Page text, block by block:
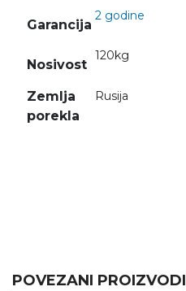
Garancija
2 godine
Nosivost
120kg
Zemlja
porekla
Rusija
POVEZANI PROIZVODI